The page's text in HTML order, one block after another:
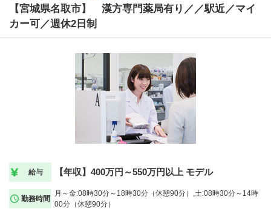
【宮城県名取市】 漢方専門薬局有り／／駅近／マイ
カー可／週休2日制
給与 【年収】400万円～550万円以上 モデル
勤務時間
月～金:08時30分～18時30分（休憩90分）,土:08時30分～14時
00分（休憩90分）